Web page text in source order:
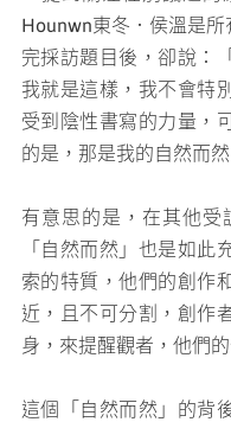
Hounwn東冬．侯溫是
完採訪題目後，卻說：
我就是這樣，我不會特
受到陰性書寫的力量，
的是，那是我的自然而然
有意思的是，在其他受
「自然而然」也是如此
索的特質，他們的創作
近，且不可分割，創作
身，來提醒觀者，他們
這個「自然而然」的背